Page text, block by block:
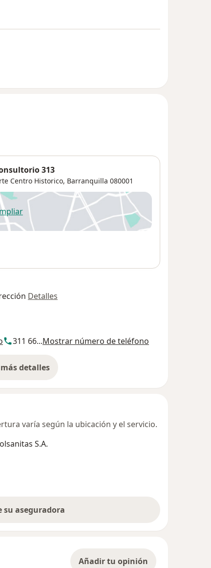
313
Centro Historico, Barranquilla 080001
se abre en una nueva pestaña
Detalles
311 66...Mostrar número de teléfono
detalles
sobre la dirección
varía según la ubicación y el servicio.
S.A.
su aseguradora
Añadir tu opinión